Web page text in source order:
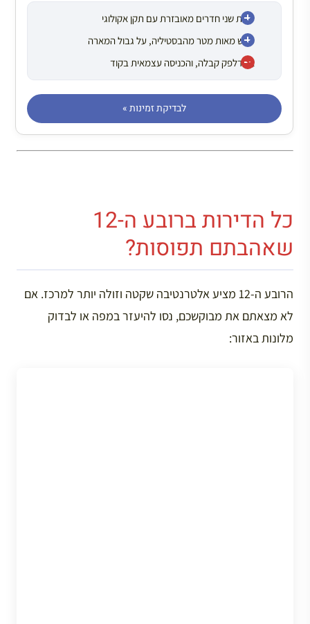
דירת שני חדרים מאובזרת עם תקן אקולוגי
כשש מאות מטר מהבסטיליה, על גבול המארה
אין דלפק קבלה, והכניסה עצמאית בקוד
לבדיקת זמינות »
כל הדירות ברובע ה-12
שאהבתם תפוסות?
הרובע ה-12 מציע אלטרנטיבה שקטה וזולה יותר למרכז. אם
לא מצאתם את מבוקשכם, נסו להיעזר במפה או לבדוק
מלונות באזור: